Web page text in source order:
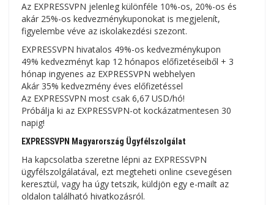
Az EXPRESSVPN jelenleg különféle 10%-os, 20%-os és
akár 25%-os kedvezménykuponokat is megjelenít,
figyelembe véve az iskolakezdési szezont.
EXPRESSVPN hivatalos 49%-os kedvezménykupon
49% kedvezményt kap 12 hónapos előfizetéseiből + 3
hónap ingyenes az EXPRESSVPN webhelyen
Akár 35% kedvezmény éves előfizetéssel
Az EXPRESSVPN most csak 6,67 USD/hó!
Próbálja ki az EXPRESSVPN-ot kockázatmentesen 30
napig!
EXPRESSVPN Magyarország Ügyfélszolgálat
Ha kapcsolatba szeretne lépni az EXPRESSVPN
ügyfélszolgálatával, ezt megteheti online csevegésen
keresztül, vagy ha úgy tetszik, küldjön egy e-mailt az
oldalon található hivatkozásról.